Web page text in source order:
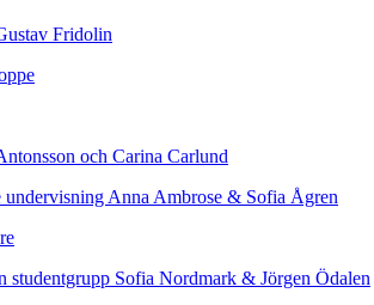
Fridolin
och Carina Carlund
undervisning Anna Ambrose & Sofia Ågren
studentgrupp Sofia Nordmark & Jörgen Ödalen